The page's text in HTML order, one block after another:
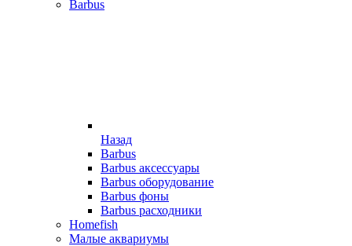
Barbus
Назад
Barbus
Barbus аксессуары
Barbus оборудование
Barbus фоны
Barbus расходники
Homefish
Малые аквариумы